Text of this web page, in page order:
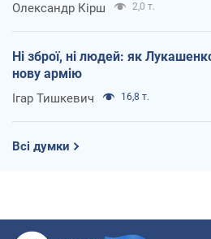
Олександр Кірш 2,0 т.
Ні зброї, ні людей: як
нову армію
Ігар Тишкевич 16,8 т.
Всі думки